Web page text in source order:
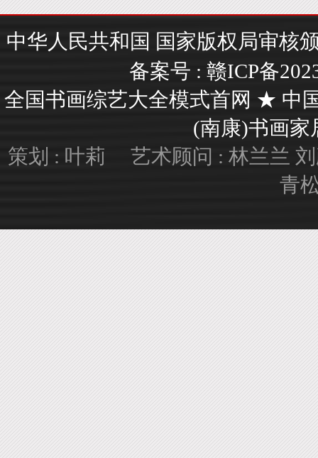
中华人民共和国 国家版权局审核
备案号 : 赣ICP备
全国书画综艺大全模式首网 ★
(南康)书画家
策划 : 叶莉 艺术顾问 : 林兰兰
青